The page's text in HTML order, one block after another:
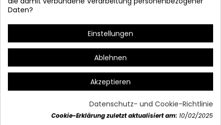
20 x 20 x (H 100 max.) cm
Artikeldetails
Vielleicht gefällt Ihnen auch
Daten?
Einstellungen
Ablehnen
Akzeptieren
Datenschutz- und Cookie-Richtlinie
Cookie-Erklärung zuletzt aktualisiert am: 10/02/2025